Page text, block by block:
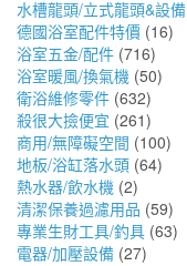
水槽龍頭/立式龍頭&設備
德國浴室配件特價 (16)
浴室五金/配件 (716)
浴室暖風/換氣機 (50)
衛浴維修零件 (632)
殺很大撿便宜 (261)
商用/無障礙空間 (100)
地板/浴缸落水頭 (64)
熱水器/飲水機 (2)
清潔保養過濾用品 (59)
專業生財工具/釣具 (63)
電器/加壓設備 (27)